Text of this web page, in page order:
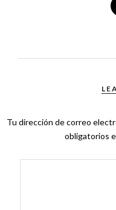
Tu dirección de correo
obligatorios